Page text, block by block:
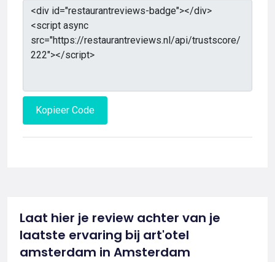
Kopieer Code
Laat hier je review achter van je
laatste ervaring bij art'otel
amsterdam in Amsterdam